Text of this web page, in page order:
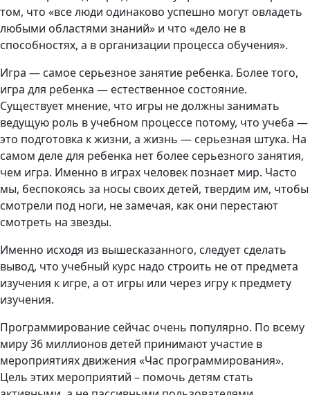
том, что «все люди одинаково успешно могут овладеть
любыми областями знаний» и что «дело не в
способностях, а в организации процесса обучения».
Игра — самое серьезное занятие ребенка. Более того,
игра для ребенка — естественное состояние.
Существует мнение, что игры не должны занимать
ведущую роль в учебном процессе потому, что учеба —
это подготовка к жизни, а жизнь — серьезная штука. На
самом деле для ребенка нет более серьезного занятия,
чем игра. Именно в играх человек познает мир. Часто
мы, беспокоясь за носы своих детей, твердим им, чтобы
смотрели под ноги, не замечая, как они перестают
смотреть на звезды.
Именно исходя из вышесказанного, следует сделать
вывод, что учебный курс надо строить не от предмета
изучения к игре, а от игры или через игру к предмету
изучения.
Программирование сейчас очень популярно. По всему
миру 36 миллионов детей принимают участие в
мероприятиях движения «Час программирования».
Цель этих мероприятий – помочь детям стать